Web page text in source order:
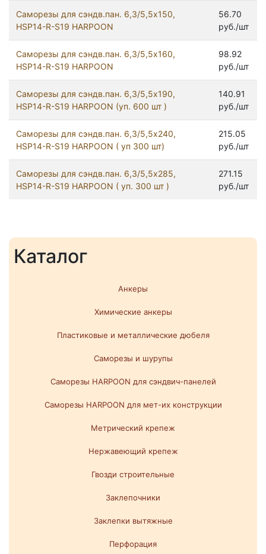
Каталог
Анкеры
Химические анкеры
Пластиковые и металлические дюбеля
Саморезы и шурупы
Саморезы HARPOON для сэндвич-панелей
Саморезы HARPOON для мет-их конструкции
Метрический крепеж
Нержавеющий крепеж
Гвозди строительные
Заклепочники
Заклепки вытяжные
Перфорация
Саморезы для сэндв.пан. 6,3/5,5х150,
HSP14-R-S19 HARPOON
56.70
руб./шт
Саморезы для сэндв.пан. 6,3/5,5х160,
HSP14-R-S19 HARPOON
98.92
руб./шт
Саморезы для сэндв.пан. 6,3/5,5х190,
HSP14-R-S19 HARPOON (уп. 600 шт )
140.91
руб./шт
Саморезы для сэндв.пан. 6,3/5,5х240,
HSP14-R-S19 HARPOON ( уп 300 шт)
215.05
руб./шт
Саморезы для сэндв.пан. 6,3/5,5х285,
HSP14-R-S19 HARPOON ( уп. 300 шт )
271.15
руб./шт